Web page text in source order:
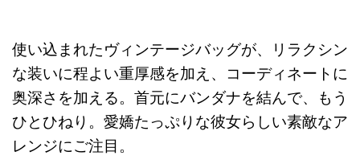
使い込まれたヴィンテージバッグが、リラクシン
な装いに程よい重厚感を加え、コーディネートに
奥深さを加える。首元にバンダナを結んで、もう
ひとひねり。愛嬌たっぷりな彼女らしい素敵なア
レンジにご注目。